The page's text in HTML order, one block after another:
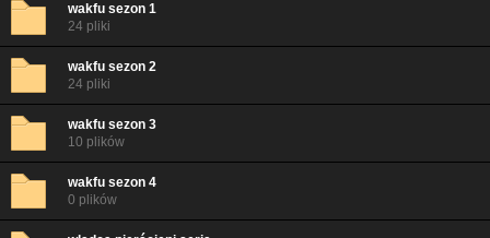
wakfu sezon 1
24 pliki
wakfu sezon 2
24 pliki
wakfu sezon 3
10 plików
wakfu sezon 4
0 plików